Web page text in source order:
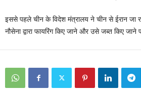
इससे पहले चीन के विदेश मंत्रालय ने चीन से ईरान जा
नौसेना द्वारा फायरिंग किए जाने और उसे जब्त किए जाने